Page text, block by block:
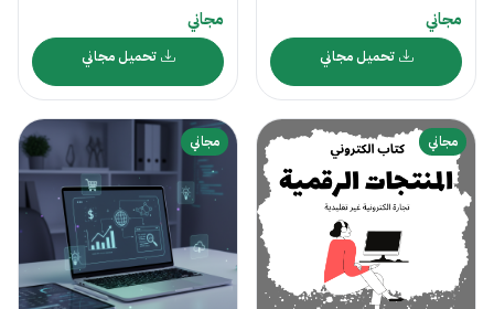
مجاني
تحميل مجاني
مجاني
تحميل مجاني
مجاني مجاني